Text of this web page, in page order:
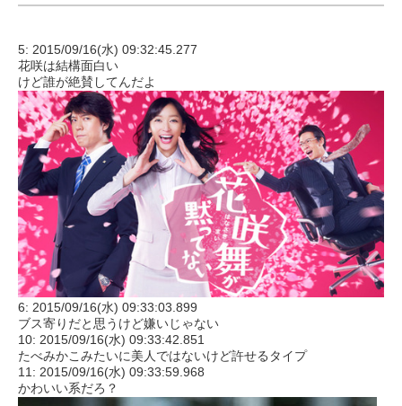
5: 2015/09/16(水) 09:32:45.277
花咲は結構面白い
けど誰が絶賛してんだよ
6: 2015/09/16(水) 09:33:03.899
ブス寄りだと思うけど嫌いじゃない
10: 2015/09/16(水) 09:33:42.851
たべみかこみたいに美人ではないけど許せるタイプ
11: 2015/09/16(水) 09:33:59.968
かわいい系だろ？